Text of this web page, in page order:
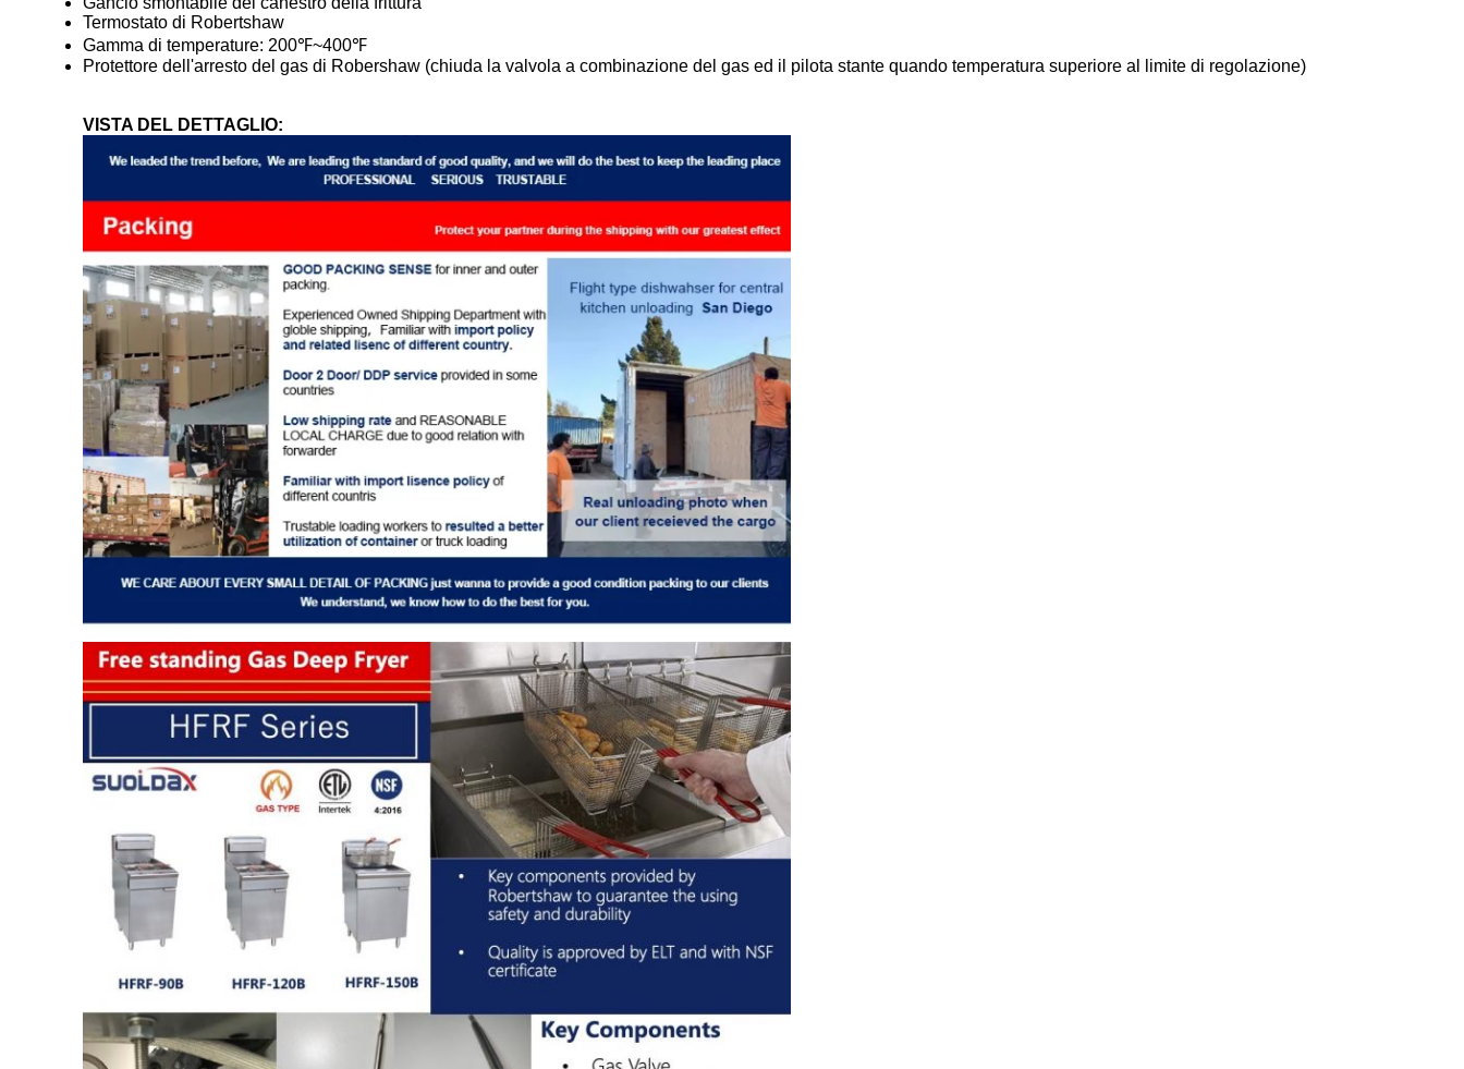
Termostato di Robertshaw
Gamma di temperature: 200℉~400℉
Protettore dell'arresto del gas di Robershaw (chiuda la valvola a combinazione del gas ed il pilota stante quando temperatura superiore al limite di regolazione)
VISTA DEL DETTAGLIO: